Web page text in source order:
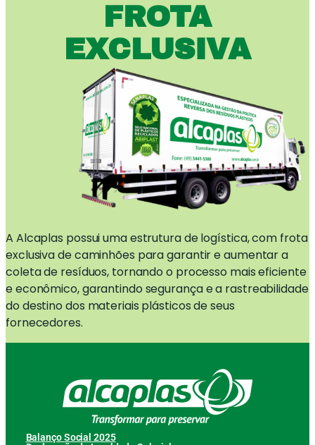
FROTA
EXCLUSIVA
A Alcaplas possui uma estrutura de logística, com frota
exclusiva de caminhões para garantir e aumentar a
coleta de resíduos, tornando o processo mais eficiente
e econômico, garantindo segurança e a rastreabilidade
do destino dos materiais plásticos de seus
fornecedores.
Balanço Social 2025